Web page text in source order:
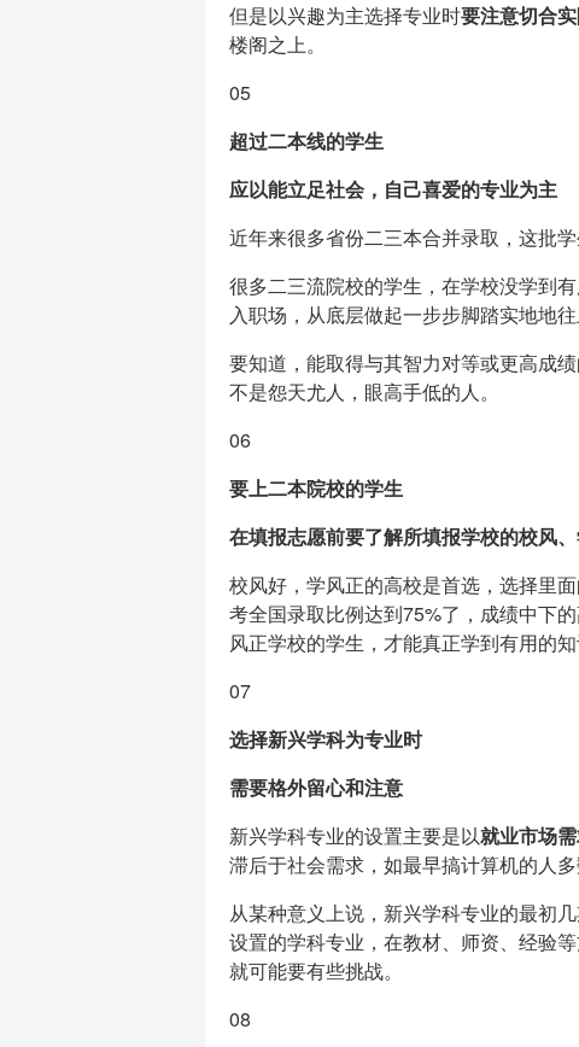
但是以兴趣为主选择专业时要注意切合
楼阁之上。
05
超过二本线的学生
应以能立足社会，自己喜爱的专业为主
近年来很多省份二三本合并录取，这批学
很多二三流院校的学生，在学校没学到
入职场，从底层做起一步步脚踏实地地往
要知道，能取得与其智力对等或更高成
不是怨天尤人，眼高手低的人。
06
要上二本院校的学生
在填报志愿前要了解所填报学校的校风
校风好，学风正的高校是首选，选择里
考全国录取比例达到75%了，成绩中下
风正学校的学生，才能真正学到有用的知
07
选择新兴学科为专业时
需要格外留心和注意
新兴学科专业的设置主要是以就业市场
滞后于社会需求，如最早搞计算机的人
从某种意义上说，新兴学科专业的最初
设置的学科专业，在教材、师资、经验
就可能要有些挑战。
08